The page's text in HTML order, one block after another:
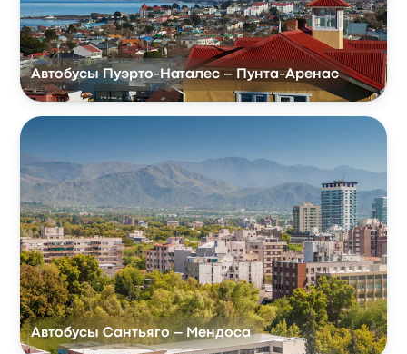
Автобусы Пуэрто-Наталес – Пунта-Аренас
Автобусы Сантьяго – Мендоса